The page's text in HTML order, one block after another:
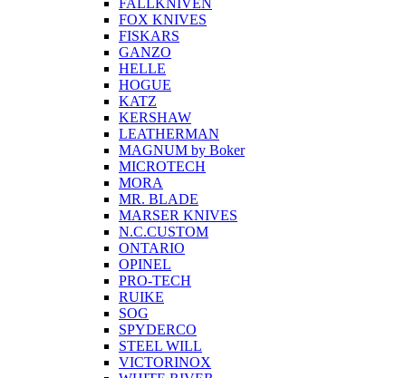
FALLKNIVEN
FOX KNIVES
FISKARS
GANZO
HELLE
HOGUE
KATZ
KERSHAW
LEATHERMAN
MAGNUM by Boker
MICROTECH
MORA
MR. BLADE
MARSER KNIVES
N.C.CUSTOM
ONTARIO
OPINEL
PRO-TECH
RUIKE
SOG
SPYDERCO
STEEL WILL
VICTORINOX